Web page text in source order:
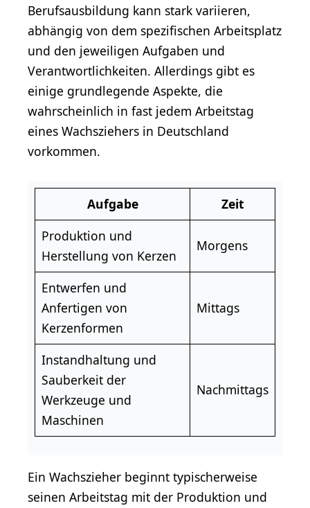
Berufsausbildung kann stark variieren,
abhängig von dem spezifischen Arbeitsplatz
und den jeweiligen Aufgaben und
Verantwortlichkeiten. Allerdings gibt es
einige grundlegende Aspekte, die
wahrscheinlich in fast jedem Arbeitstag
eines Wachsziehers in Deutschland
vorkommen.
Aufgabe
Zeit
Produktion und
Herstellung von Kerzen
Morgens
Entwerfen und
Anfertigen von
Kerzenformen
Mittags
Instandhaltung und
Sauberkeit der
Werkzeuge und
Maschinen
Nachmittags
Ein Wachszieher beginnt typischerweise
seinen Arbeitstag mit der Produktion und